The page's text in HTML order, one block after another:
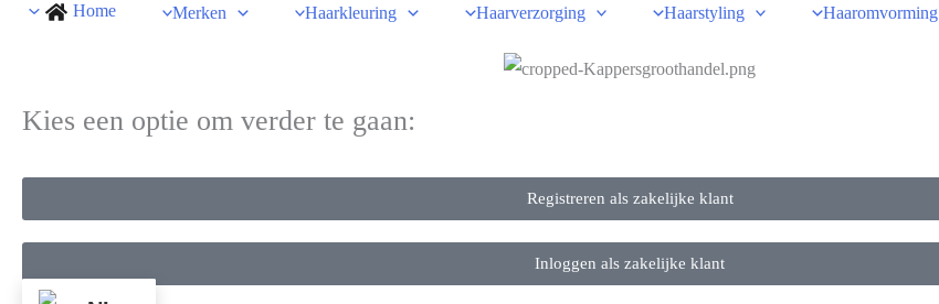
Home Merken Haarkleuring Haarverzorging Haarstyling Haaromvorming
Kies een optie om verder te gaan:
Registreren als zakelijke klant
Inloggen als zakelijke klant